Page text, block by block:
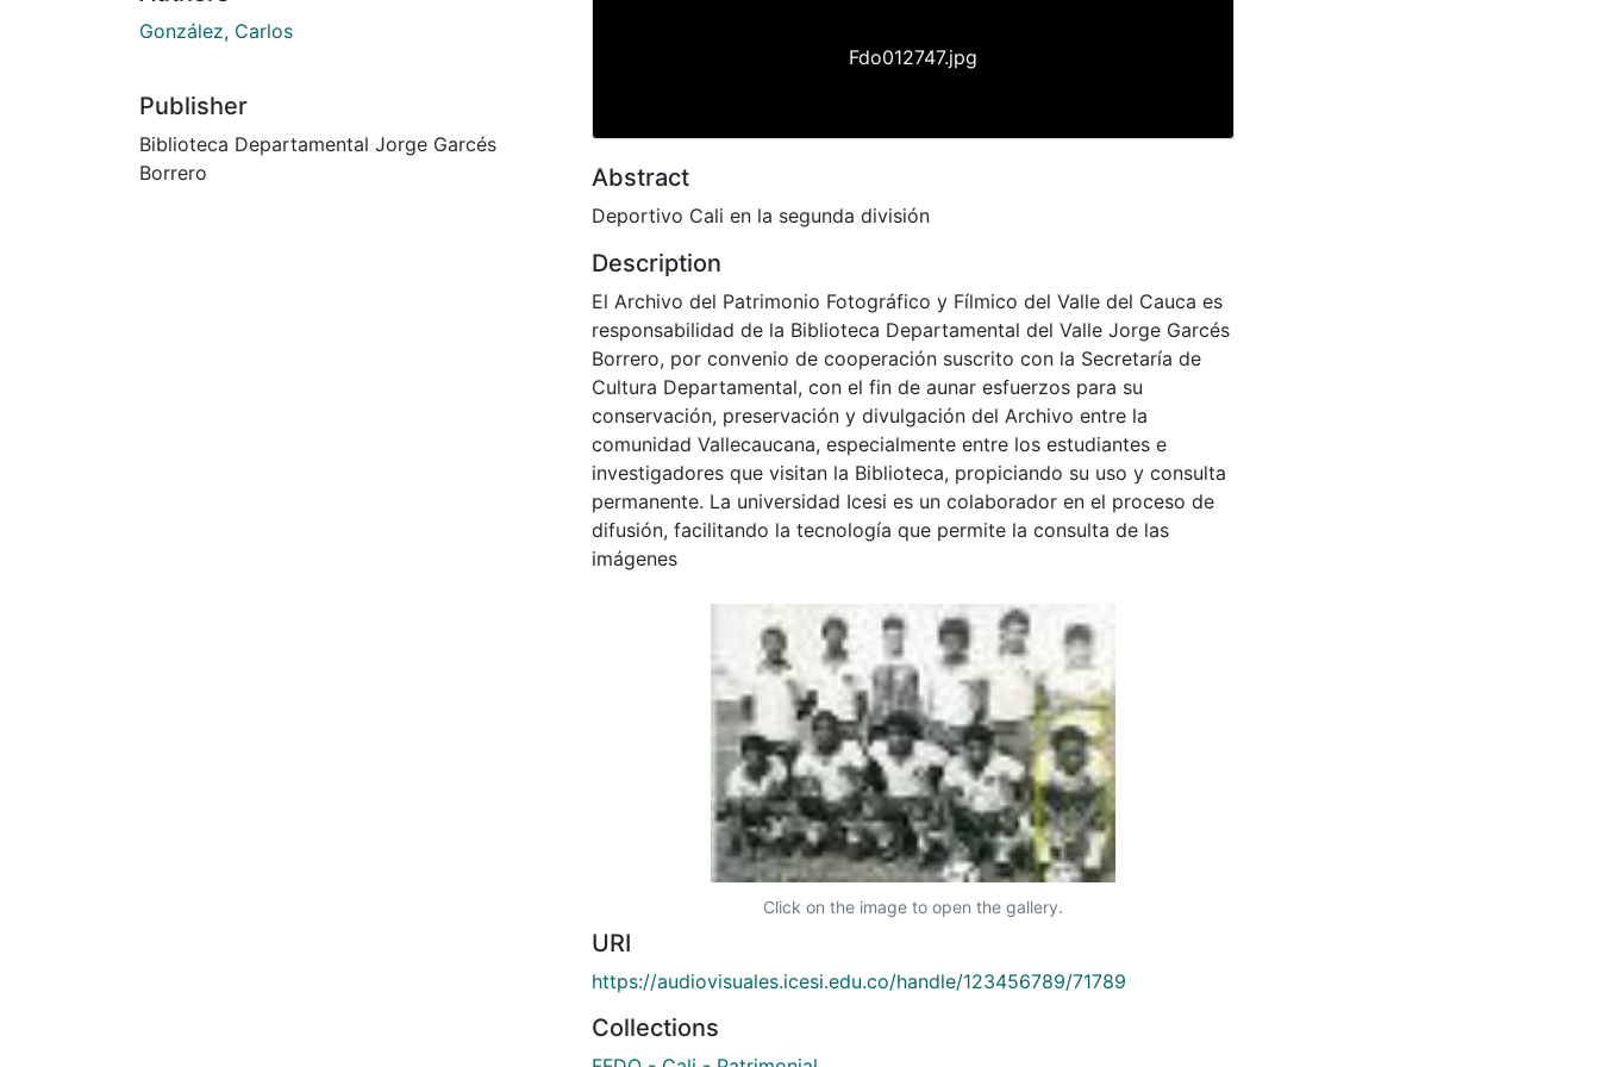
González, Carlos
Publisher
Biblioteca Departamental Jorge Garcés
Borrero
Fdo012747.jpg
Abstract
Deportivo Cali en la segunda división
Description
El Archivo del Patrimonio Fotográfico y Fílmico del Valle del Cauca es
responsabilidad de la Biblioteca Departamental del Valle Jorge Garcés
Borrero, por convenio de cooperación suscrito con la Secretaría de
Cultura Departamental, con el fin de aunar esfuerzos para su
conservación, preservación y divulgación del Archivo entre la
comunidad Vallecaucana, especialmente entre los estudiantes e
investigadores que visitan la Biblioteca, propiciando su uso y consulta
permanente. La universidad Icesi es un colaborador en el proceso de
difusión, facilitando la tecnología que permite la consulta de las
imágenes
Click on the image to open the gallery.
URI
https://audiovisuales.icesi.edu.co/handle/123456789/71789
Collections